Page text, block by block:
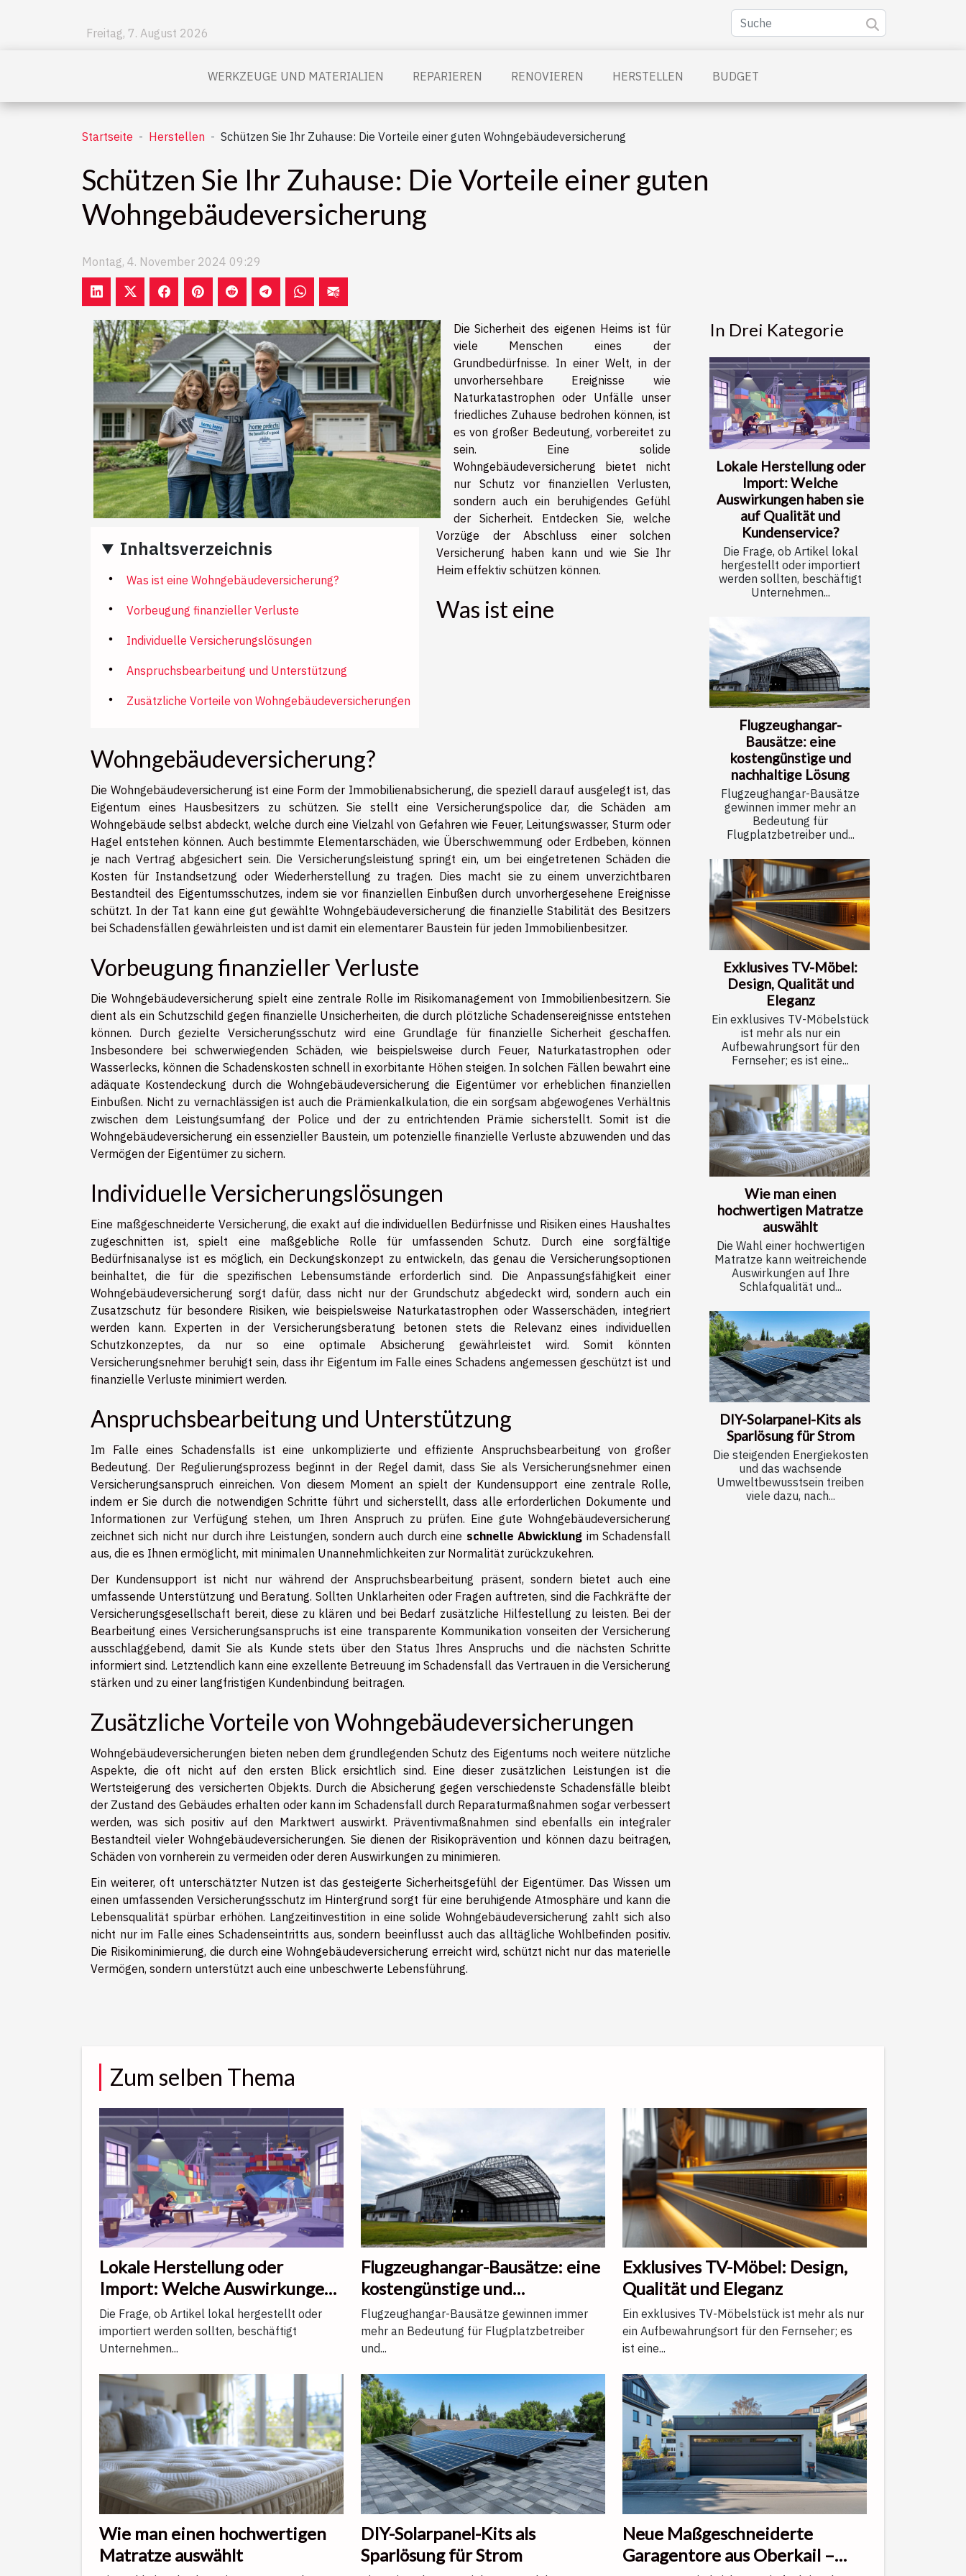
Freitag, 7. August 2026
WERKZEUGE UND MATERIALIEN REPARIEREN RENOVIEREN HERSTELLEN BUDGET
Startseite Herstellen Schützen Sie Ihr Zuhause: Die Vorteile einer guten Wohngebäudeversicherung
Schützen Sie Ihr Zuhause: Die Vorteile einer guten
Wohngebäudeversicherung
Montag, 4. November 2024 09:29
Inhaltsverzeichnis
Was ist eine Wohngebäudeversicherung?
Vorbeugung finanzieller Verluste
Individuelle Versicherungslösungen
Anspruchsbearbeitung und Unterstützung
Zusätzliche Vorteile von Wohngebäudeversicherungen
Die Sicherheit des eigenen Heims ist für
viele Menschen eines der
Grundbedürfnisse. In einer Welt, in der
unvorhersehbare Ereignisse wie
Naturkatastrophen oder Unfälle unser
friedliches Zuhause bedrohen können, ist
es von großer Bedeutung, vorbereitet zu
sein. Eine solide
Wohngebäudeversicherung bietet nicht
nur Schutz vor finanziellen Verlusten,
sondern auch ein beruhigendes Gefühl
der Sicherheit. Entdecken Sie, welche
Vorzüge der Abschluss einer solchen
Versicherung haben kann und wie Sie Ihr
Heim effektiv schützen können.
Was ist eine
Wohngebäudeversicherung?
Die Wohngebäudeversicherung ist eine Form der Immobilienabsicherung, die speziell darauf ausgelegt ist, das
Eigentum eines Hausbesitzers zu schützen. Sie stellt eine Versicherungspolice dar, die Schäden am
Wohngebäude selbst abdeckt, welche durch eine Vielzahl von Gefahren wie Feuer, Leitungswasser, Sturm oder
Hagel entstehen können. Auch bestimmte Elementarschäden, wie Überschwemmung oder Erdbeben, können
je nach Vertrag abgesichert sein. Die Versicherungsleistung springt ein, um bei eingetretenen Schäden die
Kosten für Instandsetzung oder Wiederherstellung zu tragen. Dies macht sie zu einem unverzichtbaren
Bestandteil des Eigentumsschutzes, indem sie vor finanziellen Einbußen durch unvorhergesehene Ereignisse
schützt. In der Tat kann eine gut gewählte Wohngebäudeversicherung die finanzielle Stabilität des Besitzers
bei Schadensfällen gewährleisten und ist damit ein elementarer Baustein für jeden Immobilienbesitzer.
Vorbeugung finanzieller Verluste
Die Wohngebäudeversicherung spielt eine zentrale Rolle im Risikomanagement von Immobilienbesitzern. Sie
dient als ein Schutzschild gegen finanzielle Unsicherheiten, die durch plötzliche Schadensereignisse entstehen
können. Durch gezielte Versicherungsschutz wird eine Grundlage für finanzielle Sicherheit geschaffen.
Insbesondere bei schwerwiegenden Schäden, wie beispielsweise durch Feuer, Naturkatastrophen oder
Wasserlecks, können die Schadenskosten schnell in exorbitante Höhen steigen. In solchen Fällen bewahrt eine
adäquate Kostendeckung durch die Wohngebäudeversicherung die Eigentümer vor erheblichen finanziellen
Einbußen. Nicht zu vernachlässigen ist auch die Prämienkalkulation, die ein sorgsam abgewogenes Verhältnis
zwischen dem Leistungsumfang der Police und der zu entrichtenden Prämie sicherstellt. Somit ist die
Wohngebäudeversicherung ein essenzieller Baustein, um potenzielle finanzielle Verluste abzuwenden und das
Vermögen der Eigentümer zu sichern.
Individuelle Versicherungslösungen
Eine maßgeschneiderte Versicherung, die exakt auf die individuellen Bedürfnisse und Risiken eines Haushaltes
zugeschnitten ist, spielt eine maßgebliche Rolle für umfassenden Schutz. Durch eine sorgfältige
Bedürfnisanalyse ist es möglich, ein Deckungskonzept zu entwickeln, das genau die Versicherungsoptionen
beinhaltet, die für die spezifischen Lebensumstände erforderlich sind. Die Anpassungsfähigkeit einer
Wohngebäudeversicherung sorgt dafür, dass nicht nur der Grundschutz abgedeckt wird, sondern auch ein
Zusatzschutz für besondere Risiken, wie beispielsweise Naturkatastrophen oder Wasserschäden, integriert
werden kann. Experten in der Versicherungsberatung betonen stets die Relevanz eines individuellen
Schutzkonzeptes, da nur so eine optimale Absicherung gewährleistet wird. Somit könnten
Versicherungsnehmer beruhigt sein, dass ihr Eigentum im Falle eines Schadens angemessen geschützt ist und
finanzielle Verluste minimiert werden.
Anspruchsbearbeitung und Unterstützung
Im Falle eines Schadensfalls ist eine unkomplizierte und effiziente Anspruchsbearbeitung von großer
Bedeutung. Der Regulierungsprozess beginnt in der Regel damit, dass Sie als Versicherungsnehmer einen
Versicherungsanspruch einreichen. Von diesem Moment an spielt der Kundensupport eine zentrale Rolle,
indem er Sie durch die notwendigen Schritte führt und sicherstellt, dass alle erforderlichen Dokumente und
Informationen zur Verfügung stehen, um Ihren Anspruch zu prüfen. Eine gute Wohngebäudeversicherung
zeichnet sich nicht nur durch ihre Leistungen, sondern auch durch eine schnelle Abwicklung im Schadensfall
aus, die es Ihnen ermöglicht, mit minimalen Unannehmlichkeiten zur Normalität zurückzukehren.
Der Kundensupport ist nicht nur während der Anspruchsbearbeitung präsent, sondern bietet auch eine
umfassende Unterstützung und Beratung. Sollten Unklarheiten oder Fragen auftreten, sind die Fachkräfte der
Versicherungsgesellschaft bereit, diese zu klären und bei Bedarf zusätzliche Hilfestellung zu leisten. Bei der
Bearbeitung eines Versicherungsanspruchs ist eine transparente Kommunikation vonseiten der Versicherung
ausschlaggebend, damit Sie als Kunde stets über den Status Ihres Anspruchs und die nächsten Schritte
informiert sind. Letztendlich kann eine exzellente Betreuung im Schadensfall das Vertrauen in die Versicherung
stärken und zu einer langfristigen Kundenbindung beitragen.
Zusätzliche Vorteile von Wohngebäudeversicherungen
Wohngebäudeversicherungen bieten neben dem grundlegenden Schutz des Eigentums noch weitere nützliche
Aspekte, die oft nicht auf den ersten Blick ersichtlich sind. Eine dieser zusätzlichen Leistungen ist die
Wertsteigerung des versicherten Objekts. Durch die Absicherung gegen verschiedenste Schadensfälle bleibt
der Zustand des Gebäudes erhalten oder kann im Schadensfall durch Reparaturmaßnahmen sogar verbessert
werden, was sich positiv auf den Marktwert auswirkt. Präventivmaßnahmen sind ebenfalls ein integraler
Bestandteil vieler Wohngebäudeversicherungen. Sie dienen der Risikoprävention und können dazu beitragen,
Schäden von vornherein zu vermeiden oder deren Auswirkungen zu minimieren.
Ein weiterer, oft unterschätzter Nutzen ist das gesteigerte Sicherheitsgefühl der Eigentümer. Das Wissen um
einen umfassenden Versicherungsschutz im Hintergrund sorgt für eine beruhigende Atmosphäre und kann die
Lebensqualität spürbar erhöhen. Langzeitinvestition in eine solide Wohngebäudeversicherung zahlt sich also
nicht nur im Falle eines Schadenseintritts aus, sondern beeinflusst auch das alltägliche Wohlbefinden positiv.
Die Risikominimierung, die durch eine Wohngebäudeversicherung erreicht wird, schützt nicht nur das materielle
Vermögen, sondern unterstützt auch eine unbeschwerte Lebensführung.
In Drei Kategorie
Lokale Herstellung oder
Import: Welche
Auswirkungen haben sie
auf Qualität und
Kundenservice?
Die Frage, ob Artikel lokal
hergestellt oder importiert
werden sollten, beschäftigt
Unternehmen...
Flugzeughangar-
Bausätze: eine
kostengünstige und
nachhaltige Lösung
Flugzeughangar-Bausätze
gewinnen immer mehr an
Bedeutung für
Flugplatzbetreiber und...
Exklusives TV-Möbel:
Design, Qualität und
Eleganz
Ein exklusives TV-Möbelstück
ist mehr als nur ein
Aufbewahrungsort für den
Fernseher; es ist eine...
Wie man einen
hochwertigen Matratze
auswählt
Die Wahl einer hochwertigen
Matratze kann weitreichende
Auswirkungen auf Ihre
Schlafqualität und...
DIY-Solarpanel-Kits als
Sparlösung für Strom
Die steigenden Energiekosten
und das wachsende
Umweltbewusstsein treiben
viele dazu, nach...
Zum selben Thema
Lokale Herstellung oder
Import: Welche Auswirkungen
haben sie auf Qualität und
Kundenservice?
Die Frage, ob Artikel lokal hergestellt oder
importiert werden sollten, beschäftigt
Unternehmen...
Flugzeughangar-Bausätze: eine
kostengünstige und
nachhaltige Lösung
Flugzeughangar-Bausätze gewinnen immer
mehr an Bedeutung für Flugplatzbetreiber
und...
Exklusives TV-Möbel: Design,
Qualität und Eleganz
Ein exklusives TV-Möbelstück ist mehr als nur
ein Aufbewahrungsort für den Fernseher; es
ist eine...
Wie man einen hochwertigen
Matratze auswählt
DIY-Solarpanel-Kits als
Sparlösung für Strom
Neue Maßgeschneiderte
Garagentore aus Oberkail –